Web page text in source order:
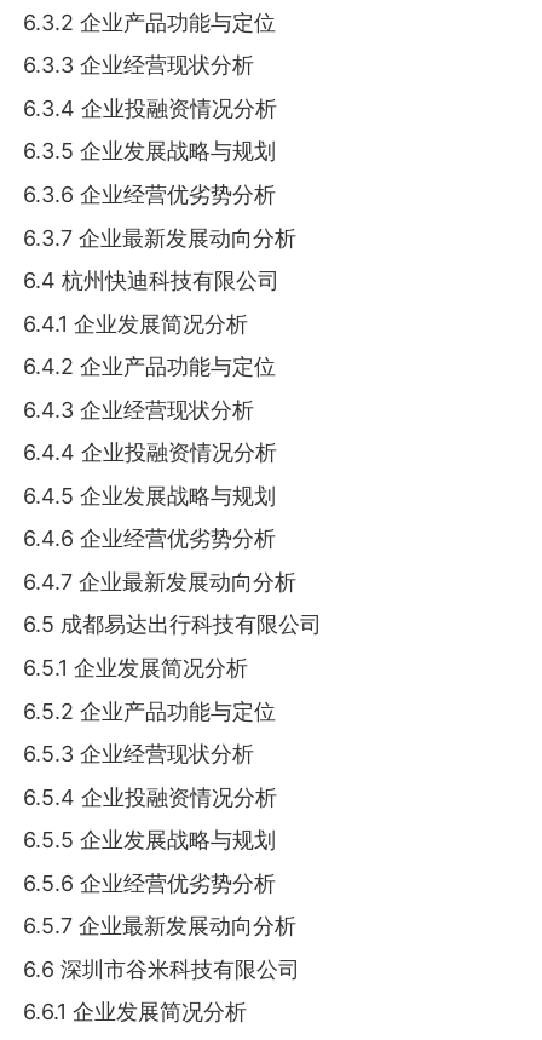
6.3.2 企业产品功能与定位
6.3.3 企业经营现状分析
6.3.4 企业投融资情况分析
6.3.5 企业发展战略与规划
6.3.6 企业经营优劣势分析
6.3.7 企业最新发展动向分析
6.4 杭州快迪科技有限公司
6.4.1 企业发展简况分析
6.4.2 企业产品功能与定位
6.4.3 企业经营现状分析
6.4.4 企业投融资情况分析
6.4.5 企业发展战略与规划
6.4.6 企业经营优劣势分析
6.4.7 企业最新发展动向分析
6.5 成都易达出行科技有限公司
6.5.1 企业发展简况分析
6.5.2 企业产品功能与定位
6.5.3 企业经营现状分析
6.5.4 企业投融资情况分析
6.5.5 企业发展战略与规划
6.5.6 企业经营优劣势分析
6.5.7 企业最新发展动向分析
6.6 深圳市谷米科技有限公司
6.6.1 企业发展简况分析